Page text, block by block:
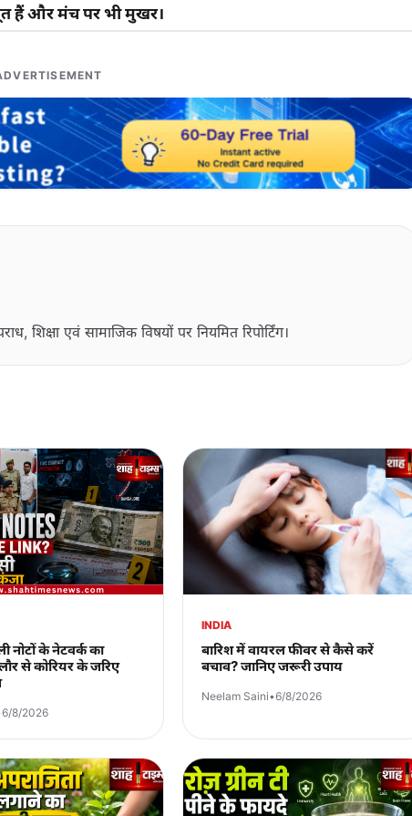
हैं और मंच पर भी मुखर।
शिक्षा एवं सामाजिक विषयों पर नियमित रिपोर्टिंग।
नोटों के नेटवर्क का
से कोरियर के जरिए
6/8/2026
INDIA
बारिश में वायरल फीवर से कैसे करें
बचाव? जानिए जरूरी उपाय
Neelam Saini•6/8/2026